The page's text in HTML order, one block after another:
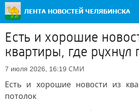
Есть и хорошие
квартиры, где рухнул
7 июля 2026, 16:19 СМИ
Есть и хорошие новости из
потолок